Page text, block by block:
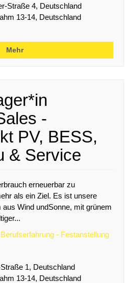
Straße 4, Deutschland
13-14, Deutschland
Mehr
-
PV, BESS,
& Service
erneuerbar zu
als ein Ziel. Es ist unsere
Wind undSonne, mit grünem
- Festanstellung
1, Deutschland
13-14, Deutschland